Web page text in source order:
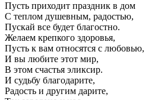
Пусть приходит праздник в дом
С теплом душевным, радостью,
Пускай все будет благостно.
Желаем крепкого здоровья,
Пусть к вам относятся с любовью,
И вы любите этот мир,
В этом счастья эликсир.
И судьбу благодарите,
Радость и другим дарите,